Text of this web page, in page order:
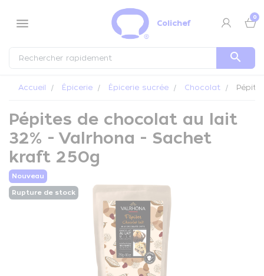
menu Colichef
0
search
Accueil Épicerie Épicerie sucrée Chocolat
Pépites de chocolat au lait
32% - Valrhona - Sachet
kraft 250g
Nouveau
Rupture de stock